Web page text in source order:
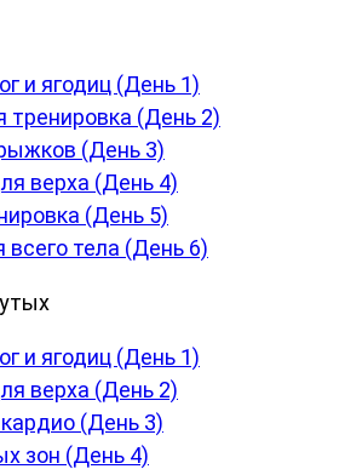
и ягодиц (День 1)
тренировка (День 2)
(День 3)
верха (День 4)
(День 5)
тела (День 6)
и ягодиц (День 1)
верха (День 2)
(День 3)
зон (День 4)